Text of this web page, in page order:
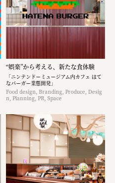
“娯楽”から考える、新たな食体験
「ニンテンドーミュージアム内カフェ はて
なバーガー業態開発」
Food design, Branding, Produce, Desig
n, Planning, PR, Space